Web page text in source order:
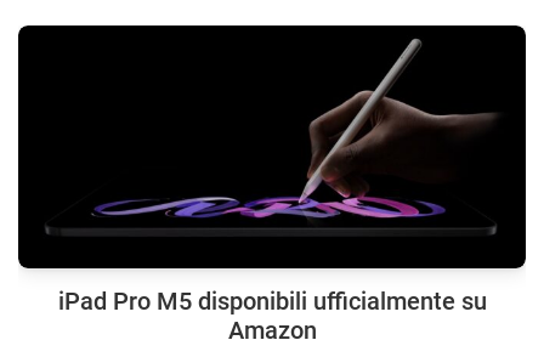
iPad Pro M5 disponibili ufficialmente su
Amazon